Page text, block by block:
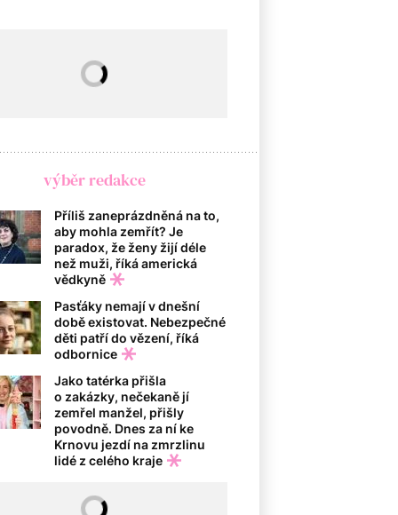
výběr redakce
Příliš zaneprázdněná na to,
aby mohla zemřít? Je
paradox, že ženy žijí déle
než muži, říká americká
vědkyně
Pasťáky nemají v dnešní
době existovat. Nebezpečné
děti patří do vězení, říká
odbornice
Jako tatérka přišla
o zakázky, nečekaně jí
zemřel manžel, přišly
povodně. Dnes za ní ke
Krnovu jezdí na zmrzlinu
lidé z celého kraje